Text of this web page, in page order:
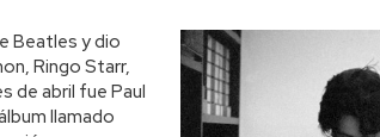
Beatles y dio
Ringo Starr,
de abril fue Paul
llamado